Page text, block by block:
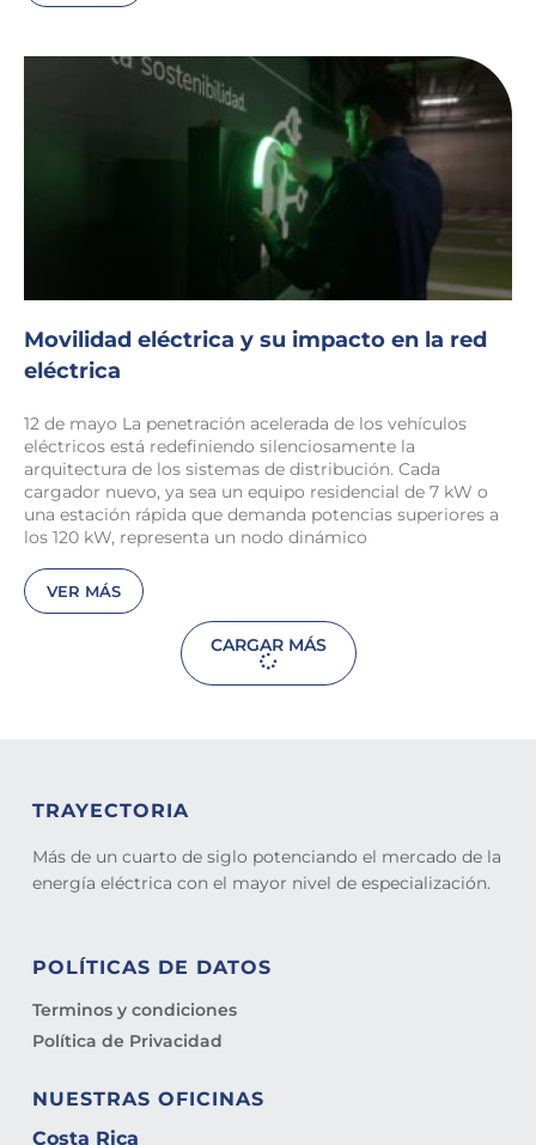
Movilidad eléctrica y su impacto en la red
eléctrica
12 de mayo La penetración acelerada de los vehículos
eléctricos está redefiniendo silenciosamente la
arquitectura de los sistemas de distribución. Cada
cargador nuevo, ya sea un equipo residencial de 7 kW o
una estación rápida que demanda potencias superiores a
los 120 kW, representa un nodo dinámico
VER MÁS
CARGAR MÁS
TRAYECTORIA
Más de un cuarto de siglo potenciando el mercado de la
energía eléctrica con el mayor nivel de especialización.
POLÍTICAS DE DATOS
Terminos y condiciones
Política de Privacidad
NUESTRAS OFICINAS
Costa Rica